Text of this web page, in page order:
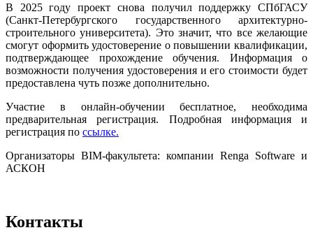
В 2025 году проект снова получил поддержку СПбГАСУ
(Санкт-Петербургского государственного архитектурно-
строительного университета). Это значит, что все желающие
смогут оформить удостоверение о повышении квалификации,
подтверждающее прохождение обучения. Информация о
возможности получения удостоверения и его стоимости будет
предоставлена чуть позже дополнительно.
Участие в онлайн-обучении бесплатное, необходима
предварительная регистрация. Подробная информация и
регистрация по ссылке.
Организаторы BIM-факультета: компании Renga Software и
АСКОН
Контакты